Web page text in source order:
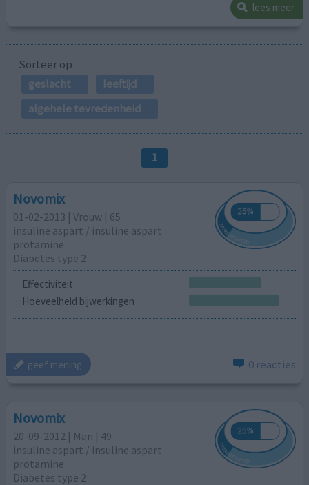
lees meer
Sorteer op
geslacht
leeftijd
algehele tevredenheid
1
Novomix
01-02-2013 | Vrouw | 65
insuline aspart / insuline aspart
protamine
Diabetes type 2
Effectiviteit
Hoeveelheid bijwerkingen
geef mening 0 reacties
Novomix
20-09-2012 | Man | 49
insuline aspart / insuline aspart
protamine
Diabetes type 2